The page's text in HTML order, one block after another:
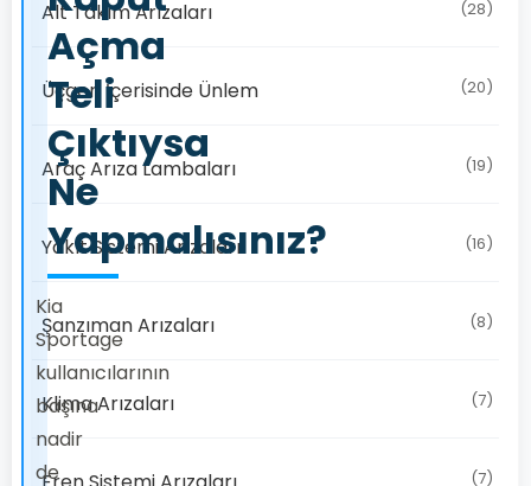
Açma
Teli
Çıktıysa
Ne
Yapmalısınız?
Kia
Sportage
kullanıcılarının
başına
nadir
de
Alt Takım Arızaları (28)
Üçgen İçerisinde Ünlem (20)
Araç Arıza Lambaları (19)
Yakıt Sistemi Arızaları (16)
Şanzıman Arızaları (8)
Klima Arızaları (7)
(7)